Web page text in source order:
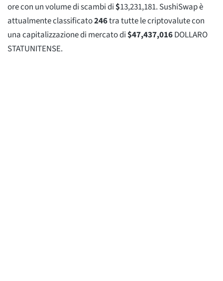
ore con un volume di scambi di$13,231,181. SushiSwap è
attualmente classificato246tra tutte le criptovalute con
una capitalizzazione di mercato di$47,437,016DOLLARO
STATUNITENSE.